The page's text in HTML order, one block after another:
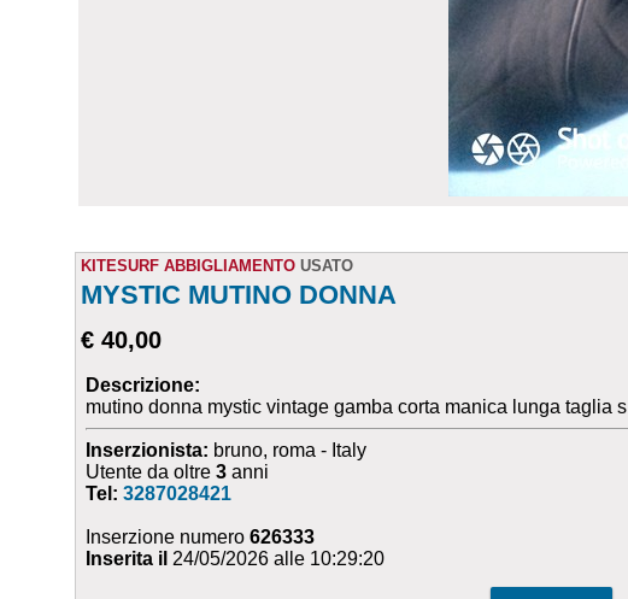
KITESURF ABBIGLIAMENTO USATO
MYSTIC MUTINO DONNA
€ 40,00
Descrizione:
mutino donna mystic vintage gamba corta manica lunga taglia s
Inserzionista: bruno, roma - Italy
Utente da oltre3 anni
Tel:3287028421
Inserzione numero626333
Inserita il 24/05/2026 alle 10:29:20